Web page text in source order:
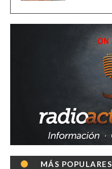
MÁS POPULARES